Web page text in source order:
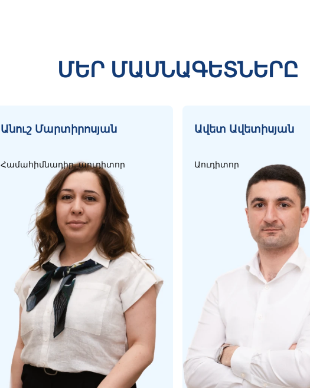
ՄԵՐ ՄԱՍՆԱԳԵՏՆԵՐԸ
Անուշ Մարտիրոսյան
Համահիմնադիր, աուդիտոր
Ավետ Ավետիսյան
Աուդիտոր